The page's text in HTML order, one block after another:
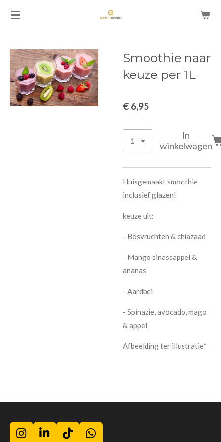
Ga
de
hoofdinhoud
Smoothie naar
keuze per 1L
€ 6,95
In
winkelwagen
Huisgemaakt smoothie
inclusief glazen!
keuze uit:
- Bosvruchten & chiazaad
- Mango sinassappel &
ananas
- Aardbei
- Spinazie, avocado, mago
& appel
Afbeelding ter illustratie*
I
L
T
W